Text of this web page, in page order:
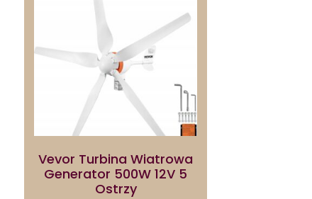
Vevor Turbina Wiatrowa
Generator 500W 12V 5
Ostrzy